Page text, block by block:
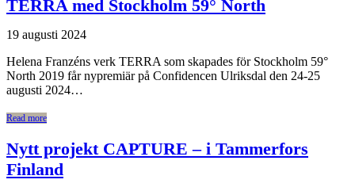
TERRA med Stockholm 59° North
19 augusti 2024
Helena Franzéns verk TERRA som skapades för Stockholm 59°
North 2019 får nypremiär på Confidencen Ulriksdal den 24-25
augusti 2024…
Read more
Nytt projekt CAPTURE – i Tammerfors
Finland